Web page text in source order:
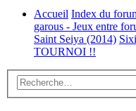
Accueil Index du
garous - Jeux entre
Saint Seiya (2014)
TOURNOI !!